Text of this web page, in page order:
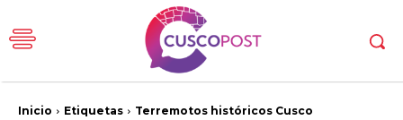
Inicio Etiquetas Terremotos históricos Cusco